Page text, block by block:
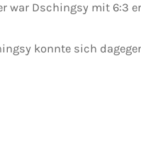
war Dschingsy mit 6:3
konnte sich